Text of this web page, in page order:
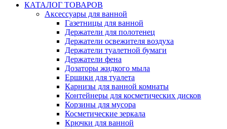
КАТАЛОГ ТОВАРОВ
Аксессуары для ванной
Газетницы для ванной
Держатели для полотенец
Держатели освежителя воздуха
Держатели туалетной бумаги
Держатели фена
Дозаторы жидкого мыла
Ершики для туалета
Карнизы для ванной комнаты
Контейнеры для косметических дисков
Корзины для мусора
Косметические зеркала
Крючки для ванной